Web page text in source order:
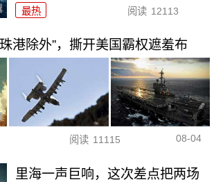
最热 阅读 12113
港除外”，撕开美国霸权遮羞布
阅读 11115 08-04
里海一声巨响，这次差点把两场